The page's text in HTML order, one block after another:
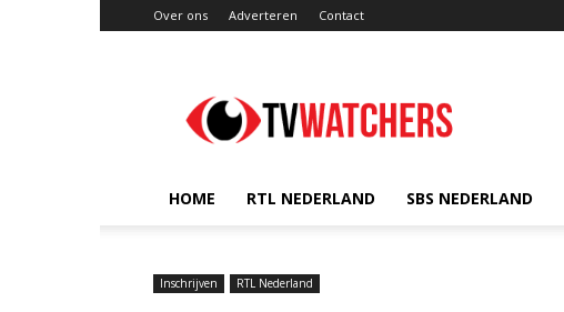
Over ons Adverteren Contact
HOME RTL NEDERLAND SBS NEDERLAND
Inschrijven RTL Nederland